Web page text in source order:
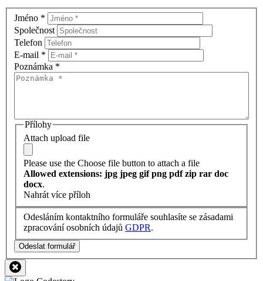
Jméno *
Společnost
Telefon
E-mail *
Poznámka *
Přílohy
Attach upload file
Please use the Choose file button to attach a file
Allowed extensions: jpg jpeg gif png pdf zip rar doc
docx.
Nahrát více příloh
Odesláním kontaktního formuláře souhlasíte se zásadami
zpracování osobních údajů GDPR.
Odeslat formulář